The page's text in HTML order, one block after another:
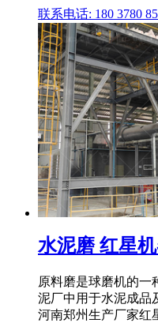
联系电话: 180 3780
水泥磨 红星
原料磨是球磨机的一
泥厂中用于水泥成品
河南郑州生产厂家红